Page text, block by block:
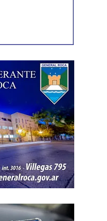
contable que
informó un promedio
y consignó
empresas. El fallo
necesariamente la
existían otras
en la causa.
La cuenta
sentencia tomó esos
patrimonial, aunque